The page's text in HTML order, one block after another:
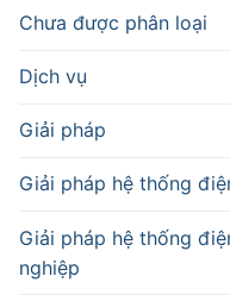
Chưa được phân loại
Dịch vụ
Giải pháp
Giải pháp hệ thống
Giải pháp hệ thống
nghiệp